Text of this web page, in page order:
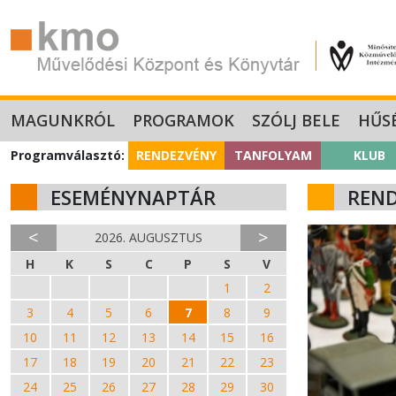
MAGUNKRÓL PROGRAMOK SZÓLJ BELE
Programválasztó: RENDEZVÉNY TANFOLYAM KLUB
ESEMÉNYNAPTÁR
< 2026. AUGUSZTUS >
H K S C P S
V
1
2
3
4 5 6 7 8
9
10
11 12 13 14 15
16
17
18 19 20 21 22
23
24
25 26 27 28 29 30